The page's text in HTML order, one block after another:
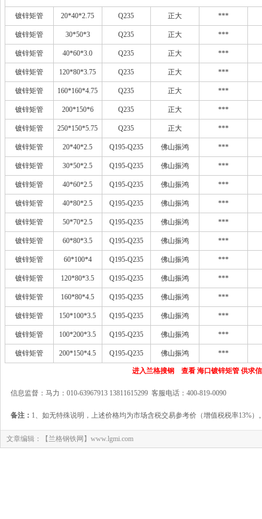
镀锌矩管 20*40*2.75 Q235 正大 ***
镀锌矩管 30*50*3 Q235 正大 ***
镀锌矩管 40*60*3.0 Q235 正大 ***
镀锌矩管 120*80*3.75 Q235 正大 ***
镀锌矩管 160*160*4.75 Q235 正大 ***
镀锌矩管 200*150*6 Q235 正大 ***
镀锌矩管 250*150*5.75 Q235 正大 ***
镀锌矩管 20*40*2.5 Q195-Q235 佛山振鸿 ***
镀锌矩管 30*50*2.5 Q195-Q235 佛山振鸿 ***
镀锌矩管 40*60*2.5 Q195-Q235 佛山振鸿 ***
镀锌矩管 40*80*2.5 Q195-Q235 佛山振鸿 ***
镀锌矩管 50*70*2.5 Q195-Q235 佛山振鸿 ***
镀锌矩管 60*80*3.5 Q195-Q235 佛山振鸿 ***
镀锌矩管 60*100*4 Q195-Q235 佛山振鸿 ***
镀锌矩管 120*80*3.5 Q195-Q235 佛山振鸿 ***
镀锌矩管 160*80*4.5 Q195-Q235 佛山振鸿 ***
镀锌矩管 150*100*3.5 Q195-Q235 佛山振鸿 ***
镀锌矩管 100*200*3.5 Q195-Q235 佛山振鸿 ***
镀锌矩管 200*150*4.5 Q195-Q235 佛山振鸿 ***
进入兰格搜钢 查看 海口镀锌矩管 供求
信息监督：马力：010-63967913 13811615299 客服电话：400-819-0090
备注： 1、如无特殊说明，上述价格均为市场含税交易参考价（增值税税率13%）
文章编辑：【兰格钢铁网】www.lgmi.com